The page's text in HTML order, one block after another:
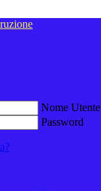
Nome Utente
Password